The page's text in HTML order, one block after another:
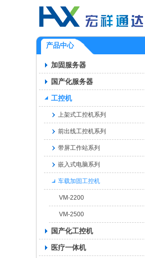
产品中心
加固服务器
国产化服务器
工控机
上架式工控机系列
前出线工控机系列
带屏工作站系列
嵌入式电脑系列
车载加固工控机
VM-2200
VM-2500
国产化工控机
医疗一体机